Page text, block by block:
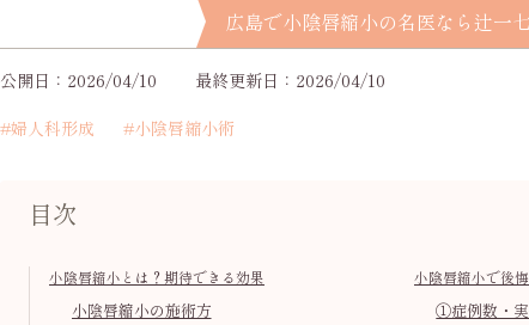
広島で小陰唇縮小の名医なら辻一
公開日：2026/04/10
最終更新日：2026/04/10
#婦人科形成
#小陰唇縮小術
目次
小陰唇縮小とは？期待できる効果
小陰唇縮小の施術方
小陰唇縮小で後
①症例数・